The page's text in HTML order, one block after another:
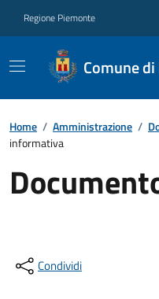
Regione Piemonte
Comune
Home / Amministrazione /
informativa
Condividi